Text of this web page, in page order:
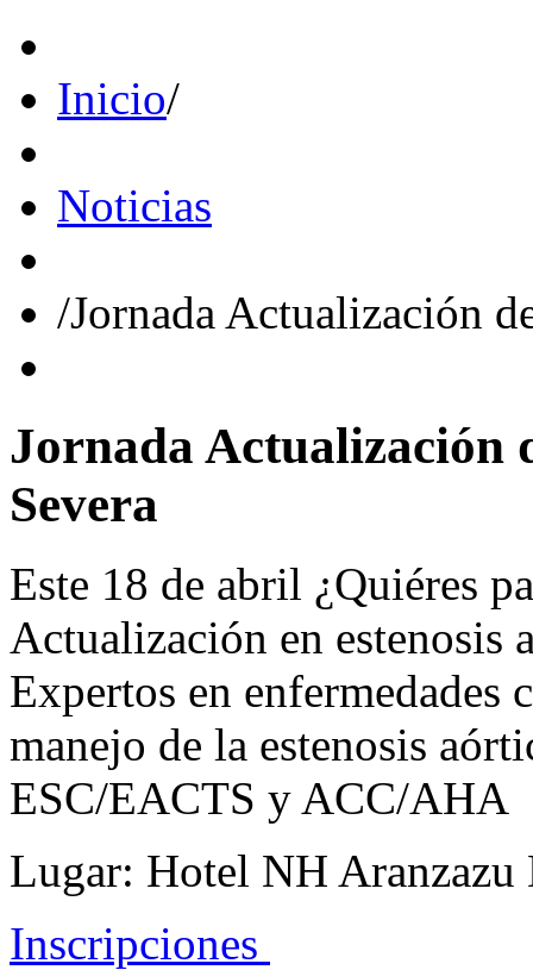
Inicio/
Noticias
/Jornada Actualización
Jornada Actualización
Severa
Este 18 de abril ¿Quiéres
Actualización en estenosis
Expertos en enfermedades
manejo de la estenosis
ESC/EACTS y ACC/AHA
Lugar: Hotel NH Aranzazu
Inscripciones